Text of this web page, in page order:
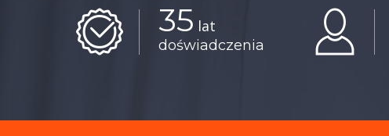
35 lat
doświadczenia